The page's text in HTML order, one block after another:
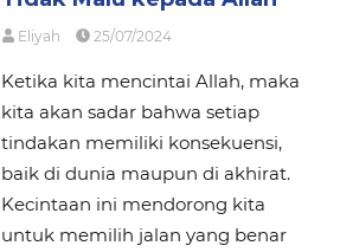
Eliyah 25/07/2024
Ketika kita mencintai Allah, maka
kita akan sadar bahwa setiap
tindakan memiliki konsekuensi,
baik di dunia maupun di akhirat.
Kecintaan ini mendorong kita
untuk memilih jalan yang benar